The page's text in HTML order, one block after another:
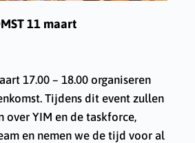
11 maart
17.00 – 18.00 organiseren
Tijdens dit event zullen
over YIM en de taskforce,
en nemen we de tijd voor al